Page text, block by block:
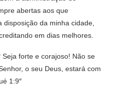
abertas aos que
disposição da minha cidade,
em dias melhores.
forte e corajoso! Não se
o seu Deus, estará com
1:9″